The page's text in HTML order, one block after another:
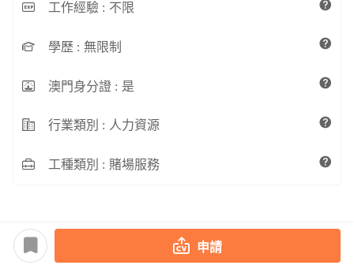
工作經驗 : 不限
學歷 : 無限制
澳門身分證 : 是
行業類別 : 人力資源
工種類別 : 賭場服務
申請